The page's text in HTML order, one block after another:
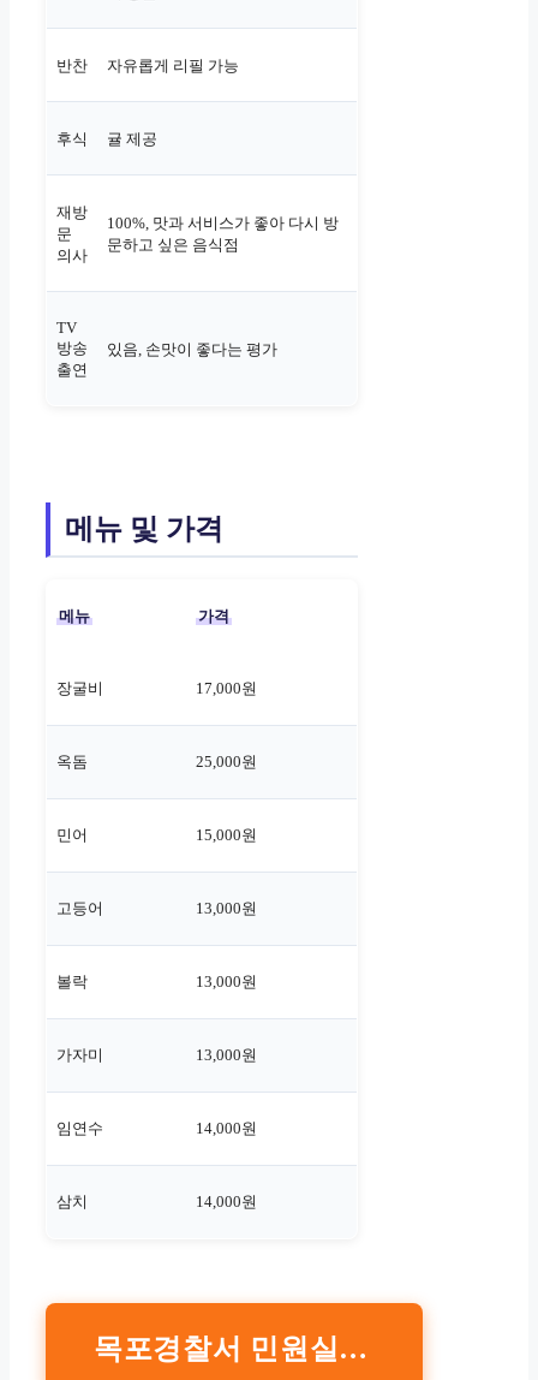
반찬 자유롭게 리필 가능
후식 귤 제공
재방
문
의사
100%, 맛과 서비스가 좋아 다시 방
문하고 싶은 음식점
TV
방송
출연
있음, 손맛이 좋다는 평가
메뉴 및 가격
메뉴 가격
장굴비 17,000원
옥돔 25,000원
민어 15,000원
고등어 13,000원
볼락 13,000원
가자미 13,000원
임연수 14,000원
삼치 14,000원
목포경찰서 민원실 | 카카오맵